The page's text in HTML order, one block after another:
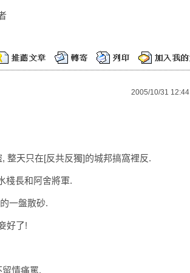
2005/10/31 12:44
整天只在[反共反獨]的城邦搞窩裡反.
棧長和阿舍將軍.
一盤散砂.
好了!
情痛罵.